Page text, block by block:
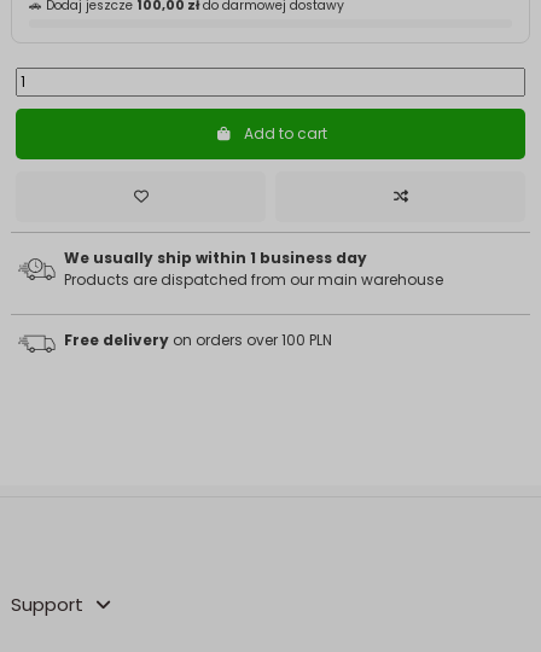
🚗 Dodaj jeszcze 100,00 złdo darmowej dostawy
Add to cart
We usually ship within 1 business day
Products are dispatched from our main warehouse
Free delivery on orders over 100 PLN
Support